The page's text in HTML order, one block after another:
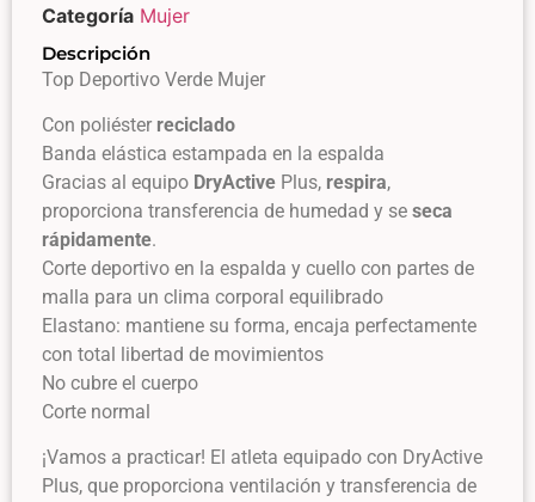
Categoría Mujer
Descripción
Top Deportivo Verde Mujer
Con poliéster reciclado
Banda elástica estampada en la espalda
Gracias al equipo DryActive Plus, respira,
proporciona transferencia de humedad y se seca
rápidamente.
Corte deportivo en la espalda y cuello con partes de
malla para un clima corporal equilibrado
Elastano: mantiene su forma, encaja perfectamente
con total libertad de movimientos
No cubre el cuerpo
Corte normal
¡Vamos a practicar! El atleta equipado con DryActive
Plus, que proporciona ventilación y transferencia de